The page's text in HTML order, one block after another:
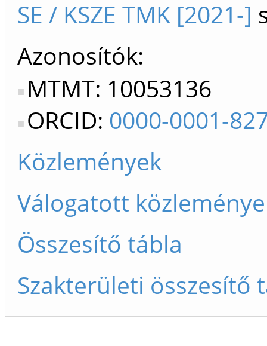
SE / KSZE TMK [2021-]
Azonosítók
MTMT: 10053136
ORCID: 0000-0001-
Közlemények
Válogatott
Összesítő tábla
Szakterületi összesítő